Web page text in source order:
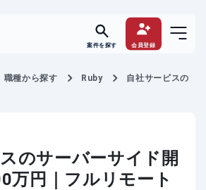
案件を探す 会員登録
職種から探す Ruby
自社サービスの
のサーバーサイド開
万円｜フルリモート